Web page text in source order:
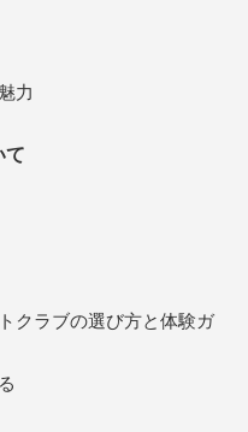
力
て
クラブの選び方と体験ガ